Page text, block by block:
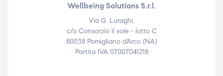
Wellbeing Solutions S.r.l.
Via G. Luraghi,
c/o Consorzio il sole - lotto C
80038 Pomigliano d'Arco (NA)
Partita IVA 07007041218